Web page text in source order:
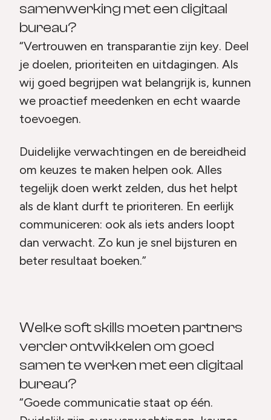
samenwerking met een digitaal
bureau?
“Vertrouwen en transparantie zijn key. Deel
je doelen, prioriteiten en uitdagingen. Als
wij goed begrijpen wat belangrijk is, kunnen
we proactief meedenken en echt waarde
toevoegen.
Duidelijke verwachtingen en de bereidheid
om keuzes te maken helpen ook. Alles
tegelijk doen werkt zelden, dus het helpt
als de klant durft te prioriteren. En eerlijk
communiceren: ook als iets anders loopt
dan verwacht. Zo kun je snel bijsturen en
beter resultaat boeken.”
Welke soft skills moeten partners
verder ontwikkelen om goed
samen te werken met een digitaal
bureau?
“Goede communicatie staat op één.